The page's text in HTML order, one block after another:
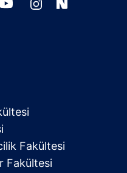
Fakültesi
Fakültesi